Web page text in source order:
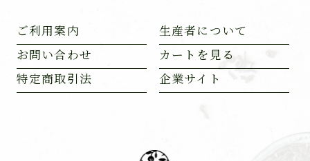
ご利用案内
生産者について
お問い合わせ
カートを見る
特定商取引法
企業サイト